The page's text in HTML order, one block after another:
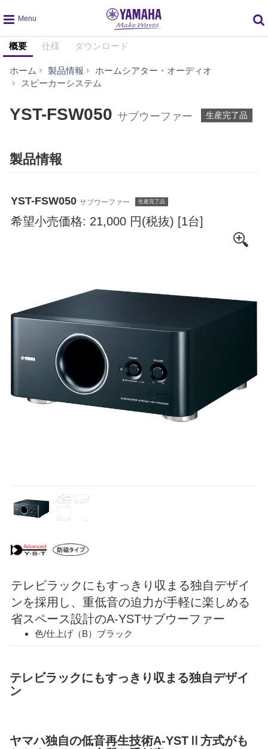
global
navigation
概要 仕様 ダウンロード
ホーム 製品情報
ホームシアター・オーディオ
スピーカーシステム
YST-FSW050 サブウーファー 生産完了品
製品情報
YST-FSW050 サブウーファー 生産完了品
希望小売価格: 21,000 円(税抜) [1台]
テレビラックにもすっきり収まる独自デザイ
ンを採用し、重低音の迫力が手軽に楽しめる
省スペース設計のA-YSTサブウーファー
色/仕上げ（B）ブラック
テレビラックにもすっきり収まる独自デザイ
ン
ヤマハ独自の低音再生技術A-YSTⅡ方式がも